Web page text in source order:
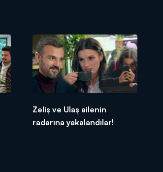
Zeliş ve Ulaş ailenin
radarına yakalandılar!